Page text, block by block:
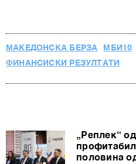
МАКЕДОНСКА БЕРЗА МБИ10
ФИНАНСИСКИ РЕЗУЛТАТИ
„Реплек“
половина